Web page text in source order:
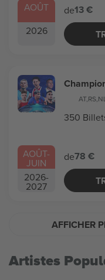
AOÛT
2026
de13 €
AOÛT-
JUIN
2026-
2027
AT,RS,
350
de78 €
AFFICHER
Artistes